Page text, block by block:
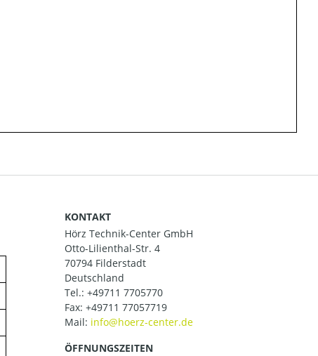
KONTAKT
Hörz Technik-Center GmbH
Otto-Lilienthal-Str. 4
70794 Filderstadt
Deutschland
Tel.: +49711 7705770
Fax: +49711 77057719
Mail:
ÖFFNUNGSZEITEN